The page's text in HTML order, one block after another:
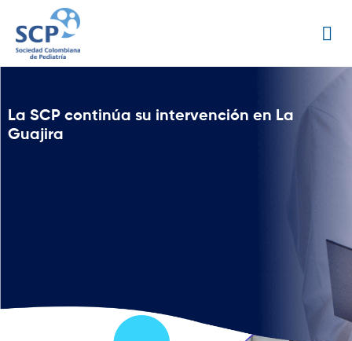
La SCP continúa su intervención en La
Guajira